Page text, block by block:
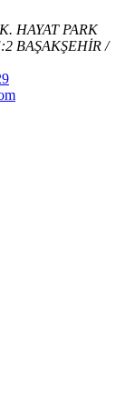
HAYAT PARK
BAŞAKŞEHİR /